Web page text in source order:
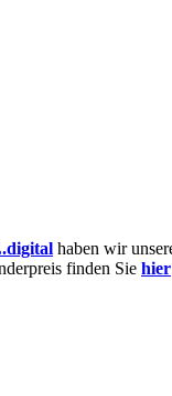
haben wir
finden Sie hier